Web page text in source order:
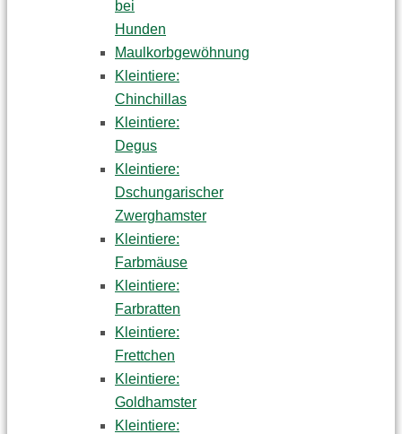
bei
Hunden
Maulkorbgewöhnung
Kleintiere:
Chinchillas
Kleintiere:
Degus
Kleintiere:
Dschungarischer
Zwerghamster
Kleintiere:
Farbmäuse
Kleintiere:
Farbratten
Kleintiere:
Frettchen
Kleintiere:
Goldhamster
Kleintiere: